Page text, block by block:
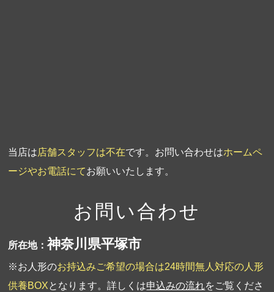
当店は店舗スタッフは不在です。お問い合わせはホームペ
ージやお電話にてお願いいたします。
お問い合わせ
所在地：神奈川県平塚市
※お人形のお持込みご希望の場合は24時間無人対応の人形
供養BOXとなります。詳しくは申込みの流れをご覧くださ